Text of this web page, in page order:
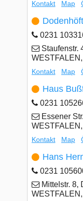
Kontakt Map
Dodenhöft
0231
Staufenstr.
Kontakt Map
Haus
0231
Essener
Kontakt Map
Hans
0231
Mittelstr. 8,